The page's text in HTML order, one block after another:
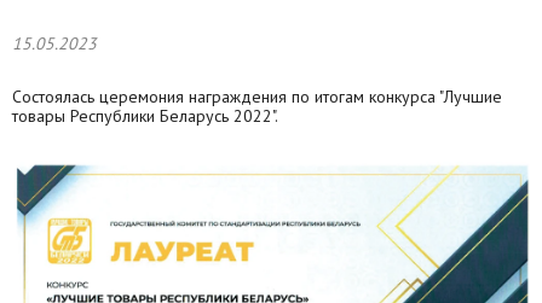
15.05.2023
Состоялась церемония награждения по итогам конкурса "Лучшие
товары Республики Беларусь 2022".